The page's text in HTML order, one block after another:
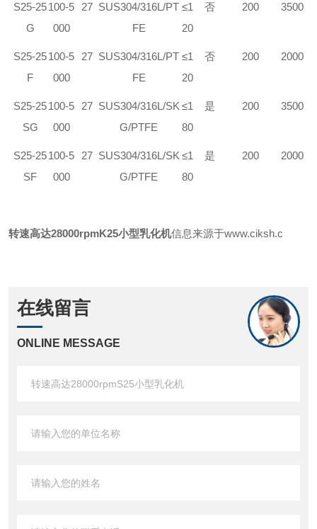
S25-25
G
100-5
000
27 SUS304/316L/PT
FE
≤1
20
否 200 3500
S25-25
F
100-5
000
27 SUS304/316L/PT
FE
≤1
20
否 200 2000
S25-25
SG
100-5
000
27 SUS304/316L/SK
G/PTFE
≤1
80
是 200 3500
S25-25
SF
100-5
000
27 SUS304/316L/SK
G/PTFE
≤1
80
是 200 2000
转速高达28000rpmK25小型乳化机信息来源于www.ciksh.c
在线留言
ONLINE MESSAGE